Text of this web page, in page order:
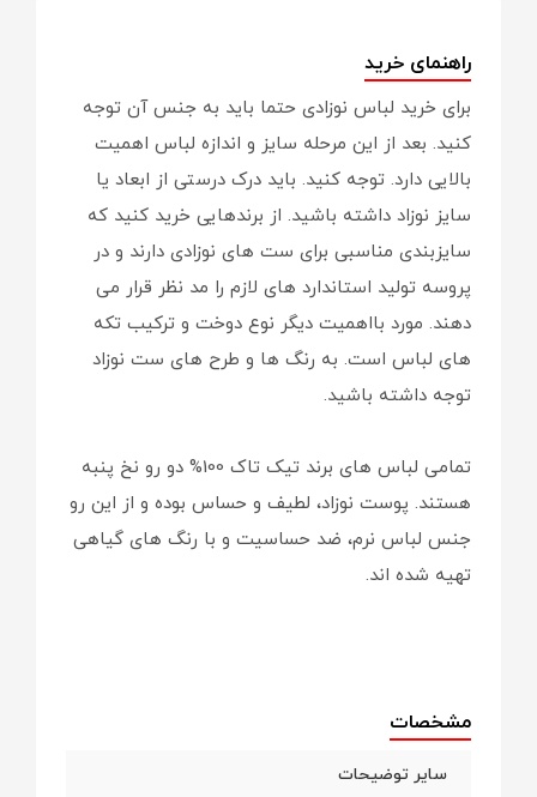
راهنمای خرید
برای خرید لباس نوزادی حتما باید به جنس آن توجه
کنید. بعد از این مرحله سایز و اندازه لباس اهمیت
بالایی دارد. توجه کنید. باید درک درستی از ابعاد یا
سایز نوزاد داشته باشید. از برندهایی خرید کنید که
سایزبندی مناسبی برای ست های نوزادی دارند و در
پروسه تولید استاندارد های لازم را مد نظر قرار می
دهند. مورد بااهمیت دیگر نوع دوخت و ترکیب تکه
های لباس است. به رنگ ها و طرح های ست نوزاد
توجه داشته باشید.
تمامی لباس های برند تیک تاک 100% دو رو نخ پنبه
هستند. پوست نوزاد، لطیف و حساس بوده و از این رو
جنس لباس نرم، ضد حساسیت و با رنگ های گیاهی
تهیه شده اند.
مشخصات
سایر توضیحات